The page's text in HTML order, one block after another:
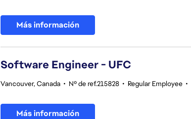
Más información
Software Engineer - UFC
Vancouver, Canada • Nº de ref.215828 • Regular Employee •
Más información